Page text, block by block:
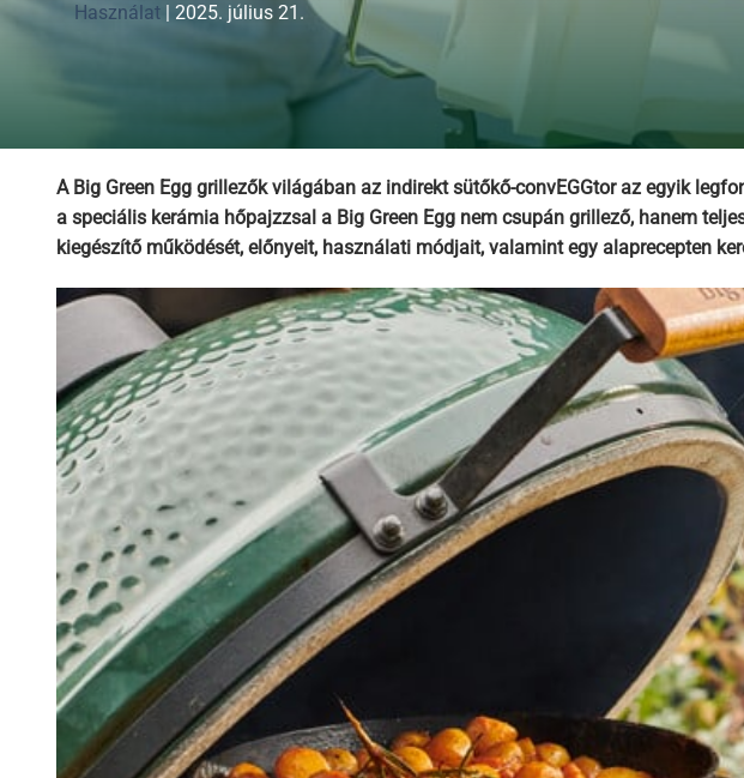
Használat 2025. július 21.
A Big Green Egg grillezők világában az indirekt sütőkő-convEGGtor az egyik
a speciális kerámia hőpajzzsal a Big Green Egg nem csupán grillező, hanem
kiegészítő működését, előnyeit, használati módjait, valamint egy alaprecepten